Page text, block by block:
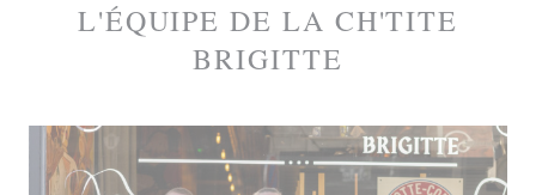
L'ÉQUIPE DE LA CH'TITE
BRIGITTE